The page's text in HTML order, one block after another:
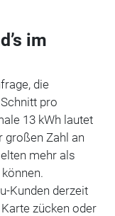
im
die
pro
13 kWh lautet
großen Zahl an
mehr als
Kunden derzeit
zücken oder